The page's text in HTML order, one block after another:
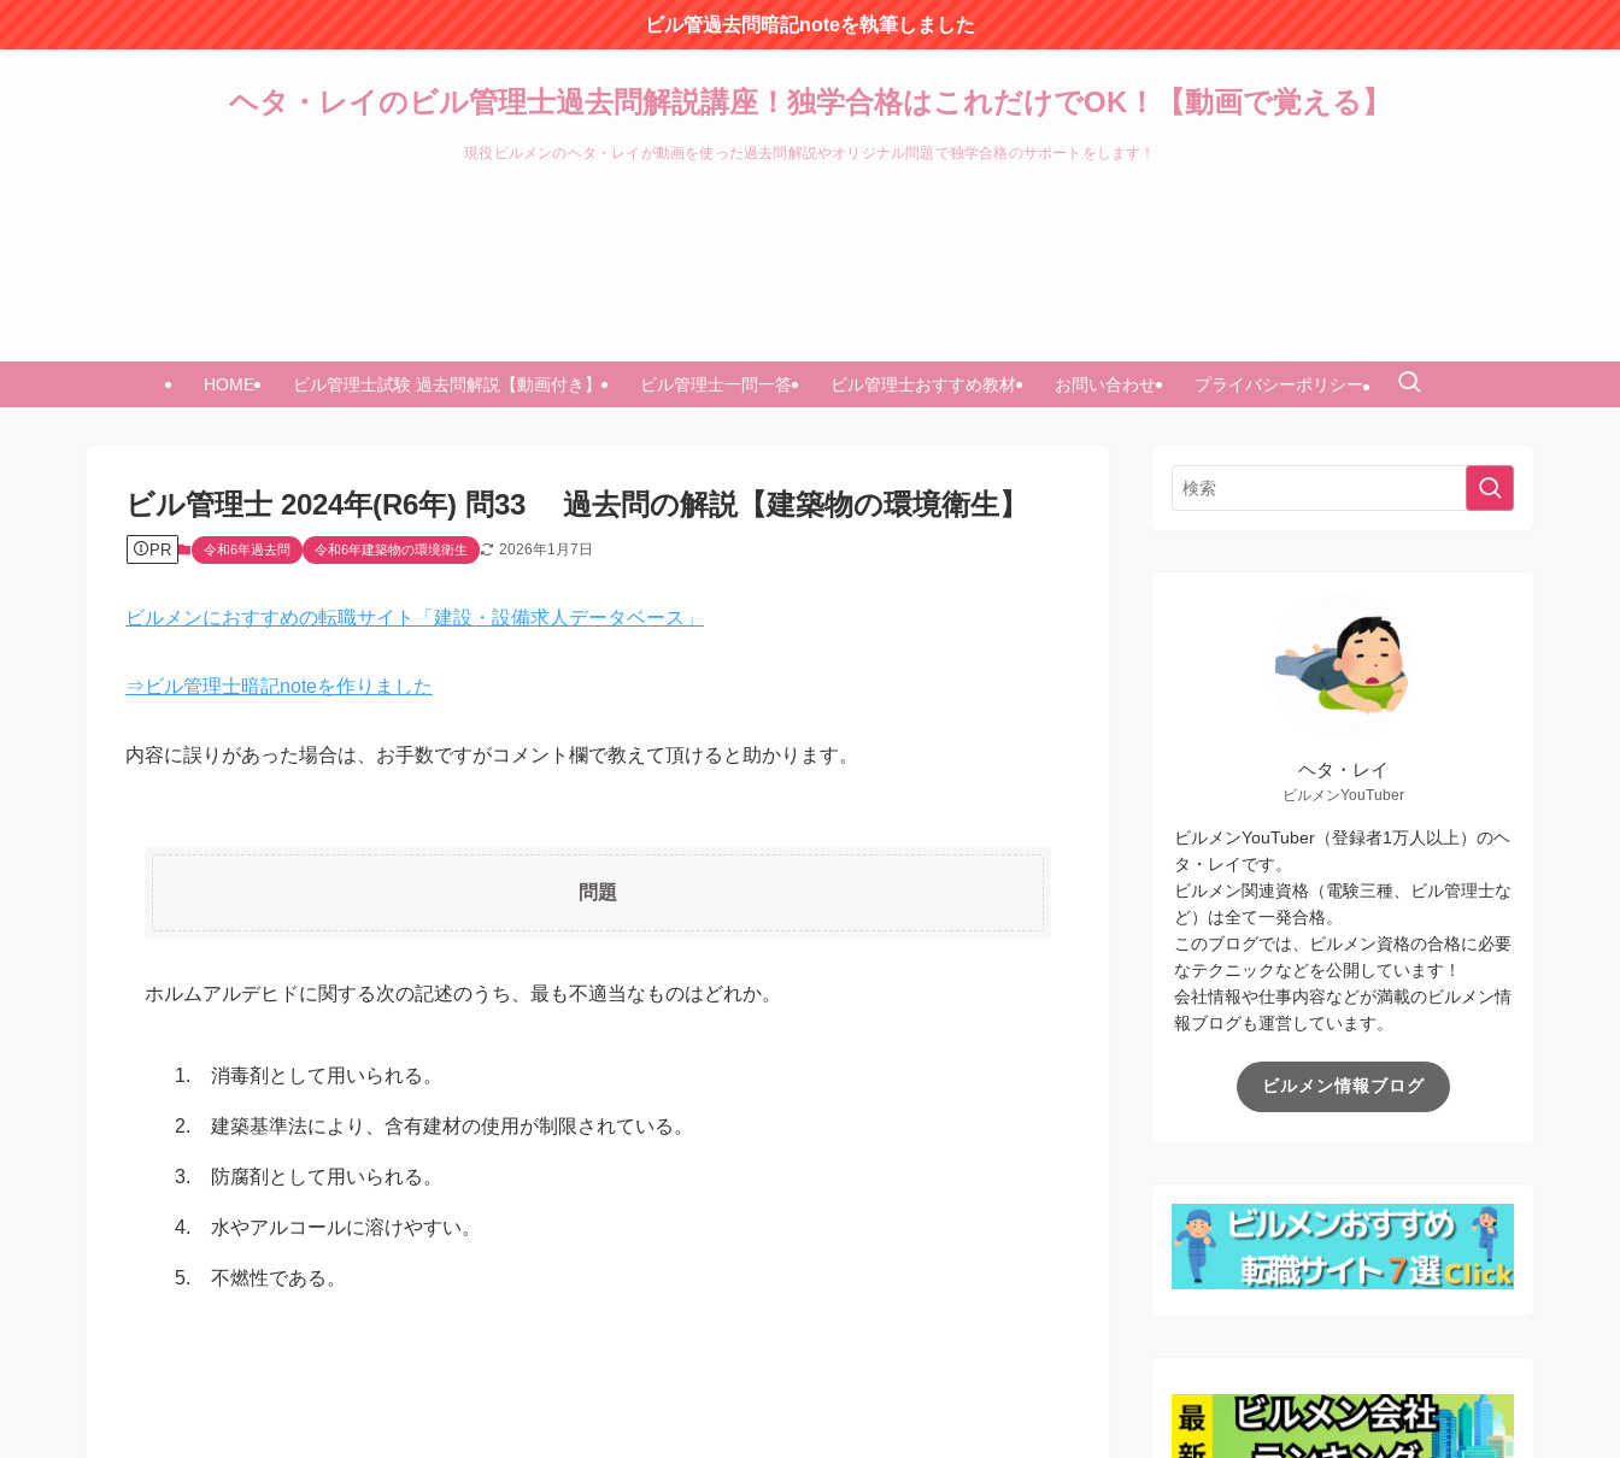
ビル管過去問暗記noteを執筆しました
ヘタ・レイのビル管理士過去問解説講座！独学合格はこれだけでOK！【動画で覚える】
現役ビルメンのヘタ・レイが動画を使った過去問解説やオリジナル問題で独学合格のサポートをします！
HOME ビル管理士試験 過去問解説【動画付き】 ビル管理士一問一答 ビル管理士おすすめ教材 お問い合わせ プライバシーポリシー
ビル管理士 2024年(R6年) 問33 過去問の解説【建築物の環境衛生】
PR 令和6年過去問 令和6年建築物の環境衛生 2026年1月7日
ビルメンにおすすめの転職サイト「建設・設備求人データベース」
⇒ビル管理士暗記noteを作りました
内容に誤りがあった場合は、お手数ですがコメント欄で教えて頂けると助かります。
問題
ホルムアルデヒドに関する次の記述のうち、最も不適当なものはどれか。
1. 消毒剤として用いられる。
2. 建築基準法により、含有建材の使用が制限されている。
3. 防腐剤として用いられる。
4. 水やアルコールに溶けやすい。
5. 不燃性である。
ヘタ・レイ
ビルメンYouTuber
ビルメンYouTuber（登録者1万人以上）のヘ
タ・レイです。
ビルメン関連資格（電験三種、ビル管理士な
ど）は全て一発合格。
このブログでは、ビルメン資格の合格に必要
なテクニックなどを公開しています！
会社情報や仕事内容などが満載のビルメン情
報ブログも運営しています。
ビルメン情報ブログ